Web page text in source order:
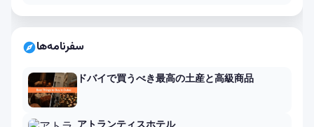
exploreسفرنامه‌ها
ドバイで買うべき最高の土産と高級商品